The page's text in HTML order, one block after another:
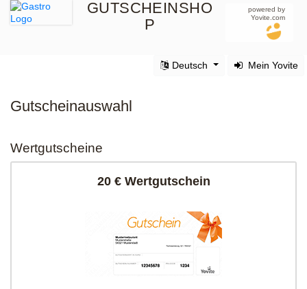
GUTSCHEINSHO
P
powered by
Yovite.com
Mein Yovite
Deutsch
Gutscheinauswahl
Wertgutscheine
20 € Wertgutschein